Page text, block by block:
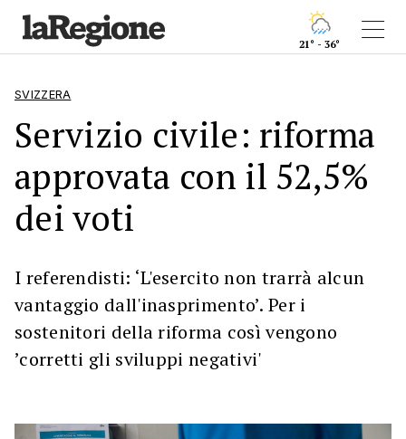
21° - 36°
SVIZZERA
Servizio civile: riforma
approvata con il 52,5%
dei voti
I referendisti: ‘L'esercito non trarrà alcun
vantaggio dall'inasprimento’. Per i
sostenitori della riforma così vengono
’corretti gli sviluppi negativi'